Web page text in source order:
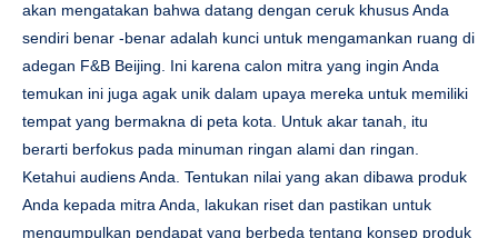
akan mengatakan bahwa datang dengan ceruk khusus Anda
sendiri benar -benar adalah kunci untuk mengamankan ruang di
adegan F&B Beijing. Ini karena calon mitra yang ingin Anda
temukan ini juga agak unik dalam upaya mereka untuk memiliki
tempat yang bermakna di peta kota. Untuk akar tanah, itu
berarti berfokus pada minuman ringan alami dan ringan.
Ketahui audiens Anda. Tentukan nilai yang akan dibawa produk
Anda kepada mitra Anda, lakukan riset dan pastikan untuk
mengumpulkan pendapat yang berbeda tentang konsep produk